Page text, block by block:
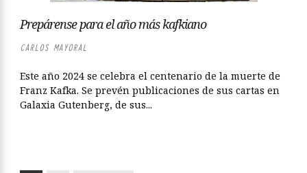
Prepárense para el año más kafkiano
CARLOS MAYORAL
Este año 2024 se celebra el centenario de la muerte de
Franz Kafka. Se prevén publicaciones de sus cartas en
Galaxia Gutenberg, de sus...